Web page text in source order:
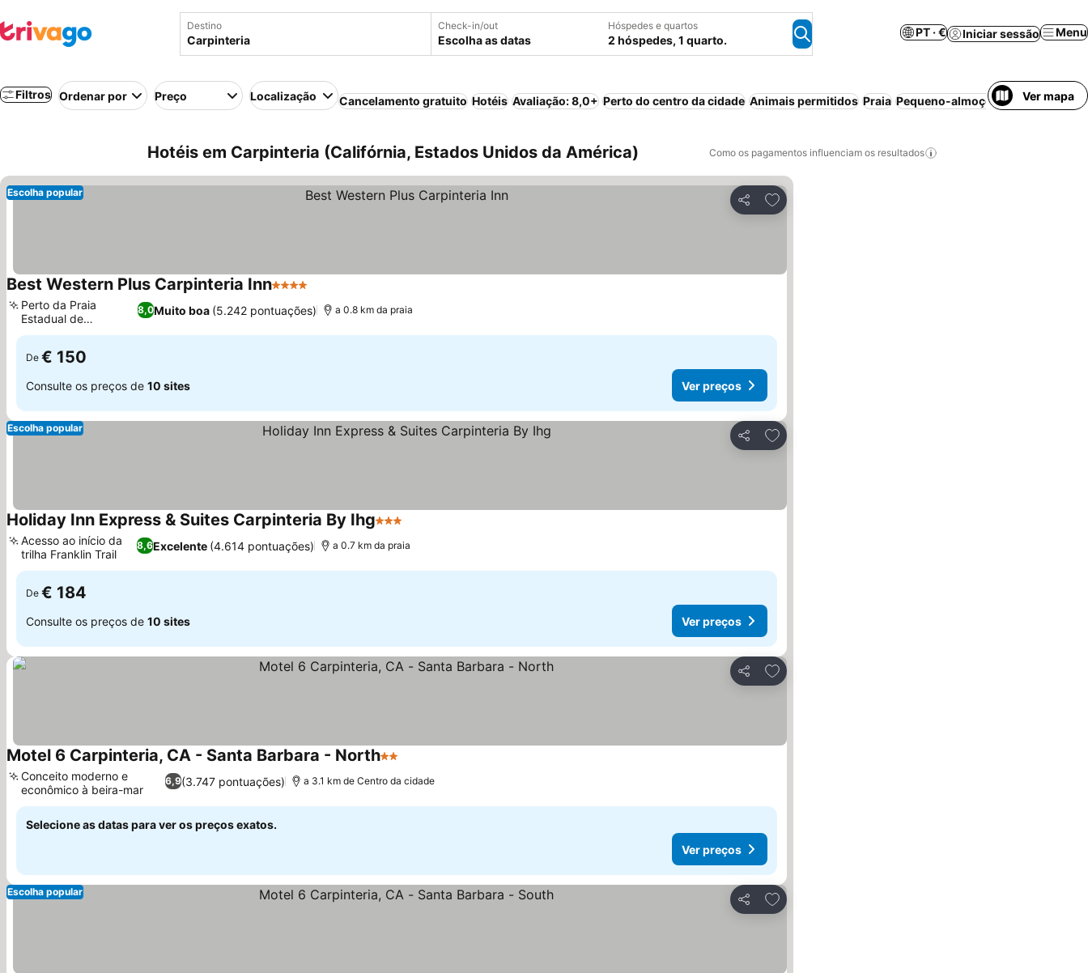
Destino Check-in/out
Escolha as datas
Hóspedes e quartos
2 hóspedes, 1 quarto.
PT · € Iniciar sessão Menu
Filtros Ordenar por Preço Localização Cancelamento gratuito Hotéis Avaliação: 8,0+ Perto do centro da cidade Animais permitidos Praia Pequeno-almoço incluídoVer mapa
Hotéis em Carpinteria (Califórnia, Estados Unidos da América) Como os pagamentos influenciam os resultados
Partilhar
Adicionar aos favoritos
Escolha popular
Best Western Plus Carpinteria Inn4 Estrelas
8,0Muito boa (5.242 pontuações)
Perto da Praia
Estadual de
Carpinteria
a 0.8 km da praia
De € 150
Consulte os preços de 10 sites Ver preços
Partilhar
Adicionar aos favoritos
Escolha popular
Holiday Inn Express & Suites Carpinteria By Ihg3 Estrelas
8,6Excelente (4.614 pontuações)
Acesso ao início da
trilha Franklin Trail
a 0.7 km da praia
De € 184
Consulte os preços de 10 sites Ver preços
Partilhar
Adicionar aos favoritos
Motel 6 Carpinteria, CA - Santa Barbara - North2 Estrelas
6,9(3.747 pontuações)
Conceito moderno e
econômico à beira-mar
a 3.1 km de Centro da cidade
Selecione as datas para ver os preços exatos.
Ver preços
Partilhar
Adicionar aos favoritos
Escolha popular